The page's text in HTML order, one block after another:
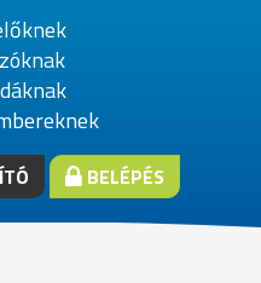
BELÉPÉS